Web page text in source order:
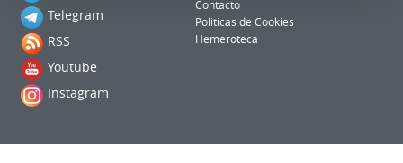
Telegram
RSS
Youtube
Instagram
Contacto
Politicas de Cookies
Hemeroteca